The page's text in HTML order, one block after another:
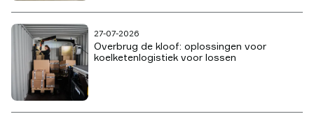
27-07-2026
Overbrug de kloof: oplossingen voor
koelketenlogistiek voor lossen